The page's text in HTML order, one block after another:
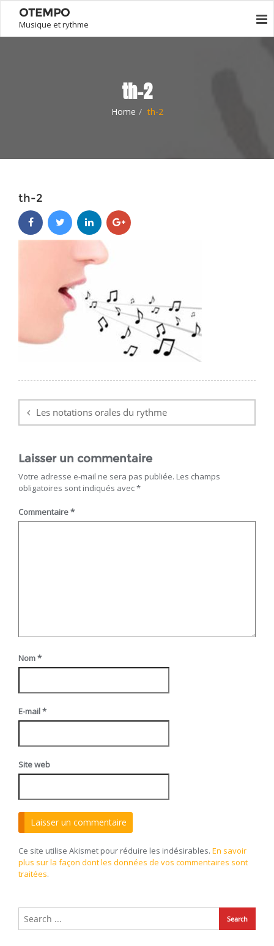
OTEMPO
Musique et rythme
th-2
Home th-2
th-2
de
l’article
Les notations orales du rythme
Laisser un commentaire
Votre adresse e-mail ne sera pas publiée. Les champs
obligatoires sont indiqués avec*
Commentaire*
Nom*
E-mail*
Site web
Ce site utilise Akismet pour réduire les indésirables. En savoir
plus sur la façon dont les données de vos commentaires sont
traitées.